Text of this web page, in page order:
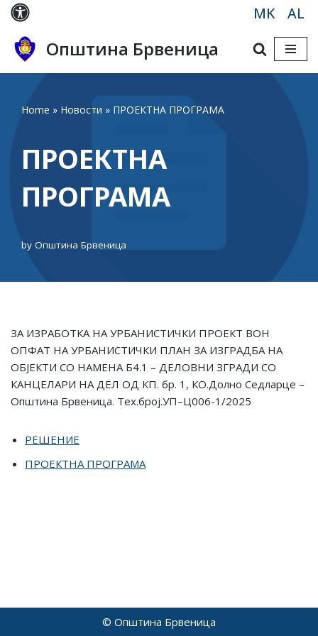
Skip
to
content
MK AL
Општина Брвеница
Home » Новости » ПРОЕКТНА ПРОГРАМА
ПРОЕКТНА
ПРОГРАМА
by Општина Брвеница
ЗА ИЗРАБОТКА НА УРБАНИСТИЧКИ ПРОЕКТ ВОН
ОПФАТ НА УРБАНИСТИЧКИ ПЛАН ЗА ИЗГРАДБА НА
ОБЈЕКТИ СО НАМЕНА Б4.1 – ДЕЛОВНИ ЗГРАДИ СО
КАНЦЕЛАРИ НА ДЕЛ ОД КП. бр. 1, КО.Долно Седларце –
Општина Брвеница. Тех.број.УП–Ц006-1/2025
РЕШЕНИЕ
ПРОЕКТНА ПРОГРАМА
© Општина Брвеница